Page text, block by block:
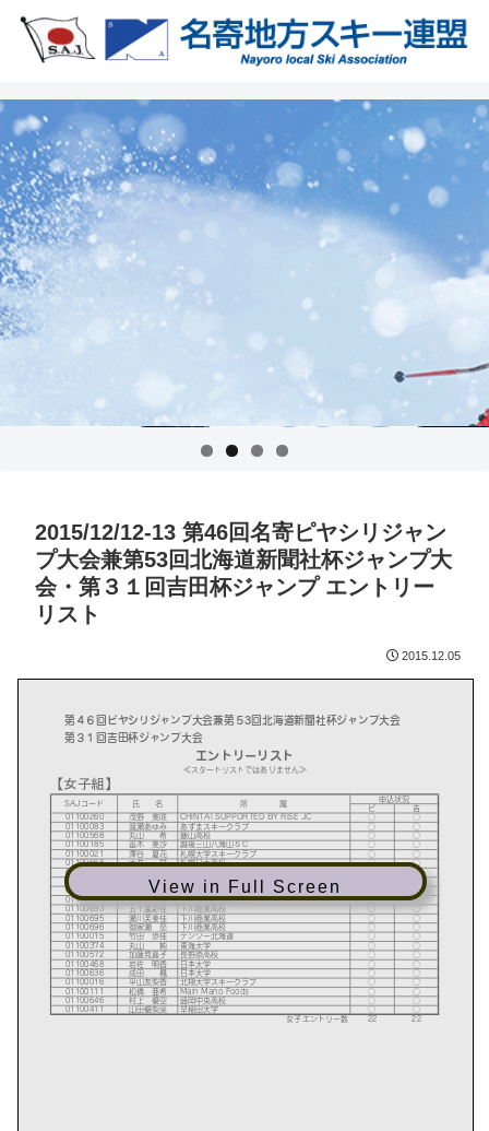
2015/12/12-13 第46回名寄ピヤシリジャン
プ大会兼第53回北海道新聞社杯ジャンプ大
会・第３１回吉田杯ジャンプ エントリー
リスト
2015.12.05
View in Full Screen